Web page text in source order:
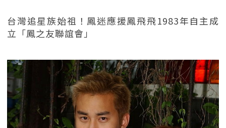
台灣追星族始祖！鳳迷應援鳳飛飛1983年自主成
立「鳳之友聯誼會」